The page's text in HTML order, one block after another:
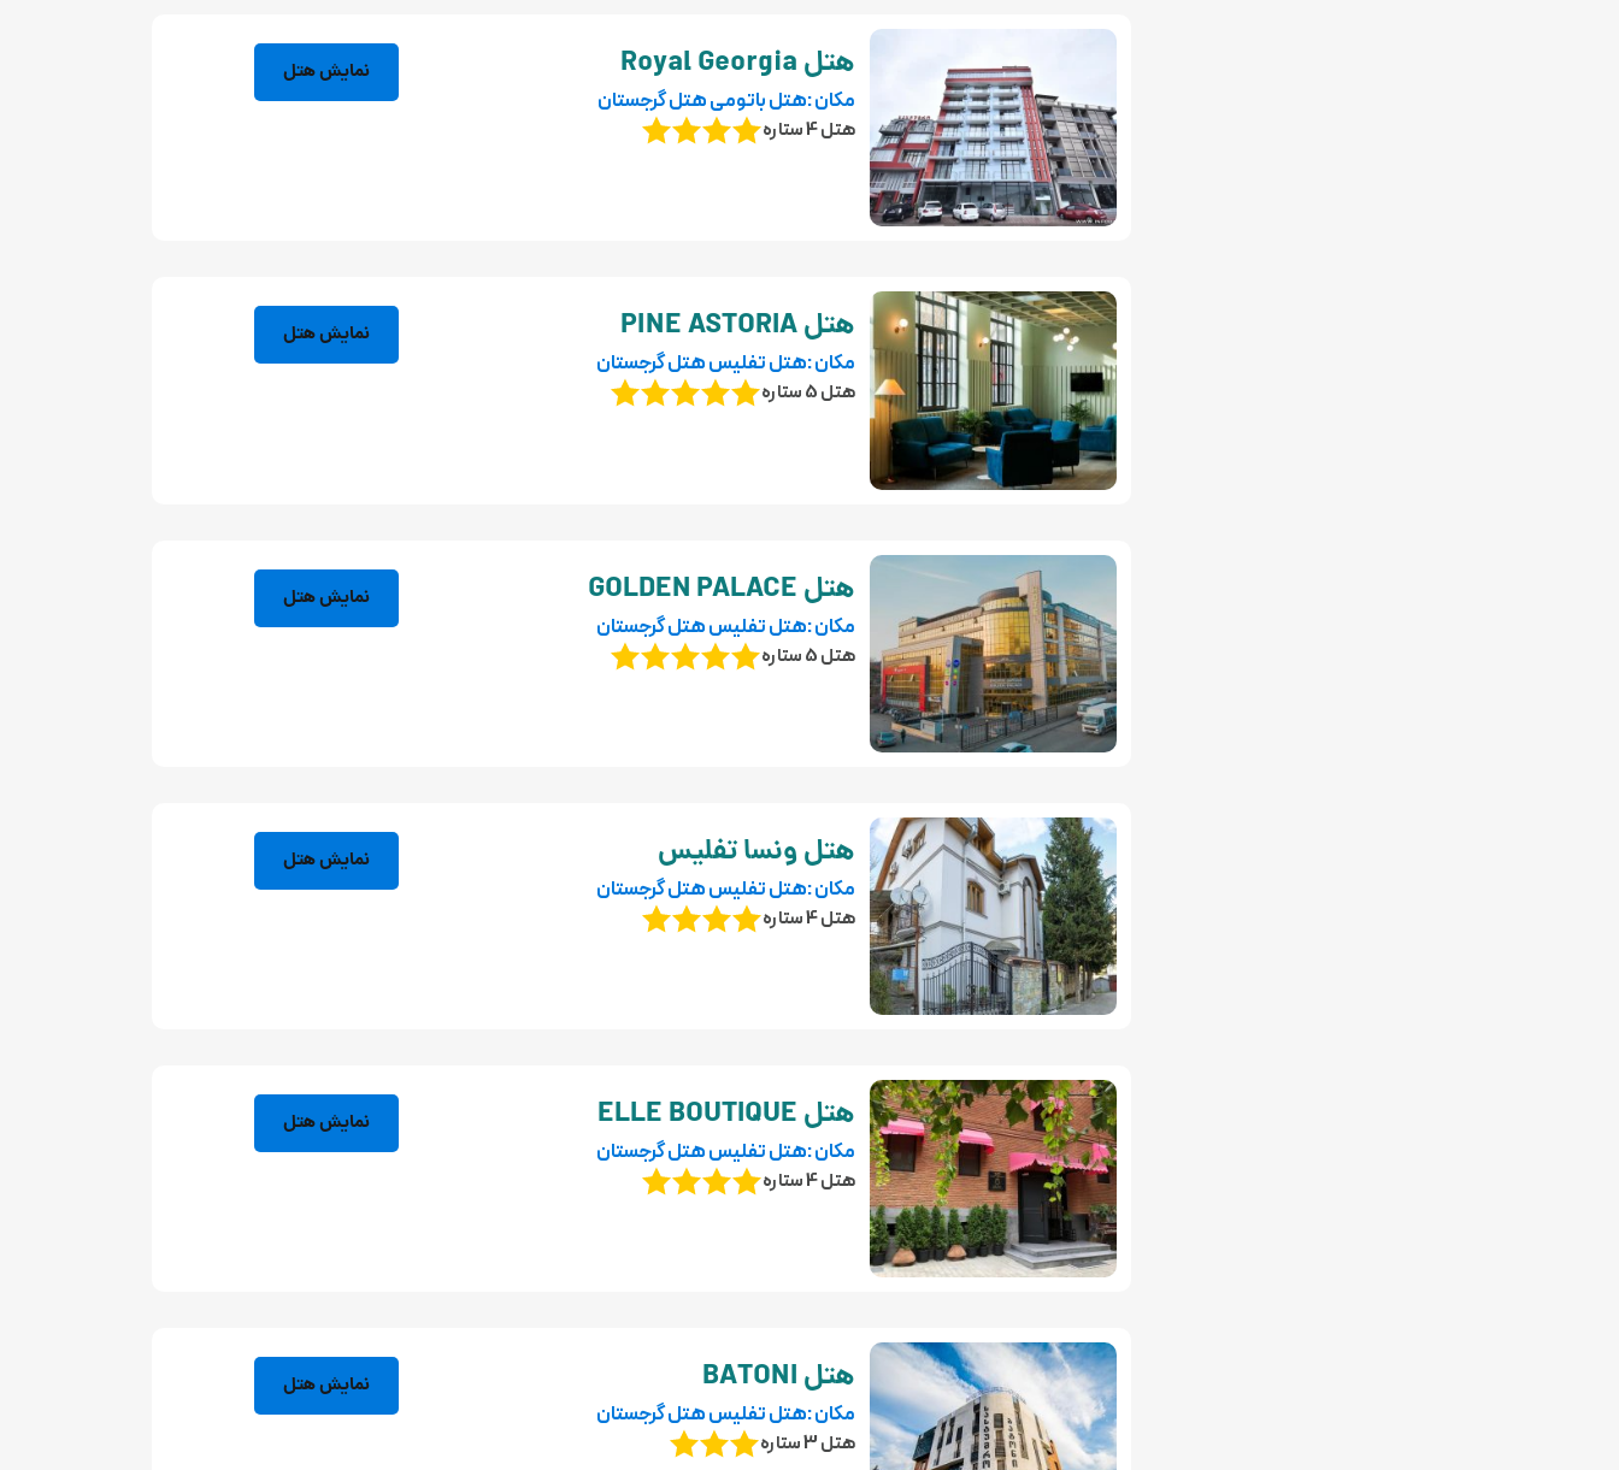
هتل Royal Georgia
مکان :هتل باتومی هتل گرجستان
هتل 4 ستاره
نمایش هتل
هتل PINE ASTORIA
مکان :هتل تفلیس هتل گرجستان
هتل 5 ستاره
نمایش هتل
هتل GOLDEN PALACE
مکان :هتل تفلیس هتل گرجستان
هتل 5 ستاره
نمایش هتل
هتل ونسا تفلیس
مکان :هتل تفلیس هتل گرجستان
هتل 4 ستاره
نمایش هتل
هتل ELLE BOUTIQUE
مکان :هتل تفلیس هتل گرجستان
هتل 4 ستاره
نمایش هتل
هتل BATONI
مکان :هتل تفلیس هتل گرجستان
هتل 3 ستاره
نمایش هتل